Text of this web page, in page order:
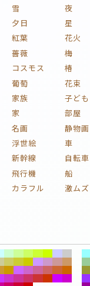
雪 夜
夕日 星
紅葉 花火
薔薇 梅
コスモス 椿
葡萄 花束
家族 子ども
家 部屋
名画 静物画
浮世絵 車
新幹線 自転車
飛行機 船
カラフル 激ムズ